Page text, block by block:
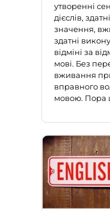
утворенні
дієслів,
значення,
здатні
відміні за
мові. Без
вживання
вправного
мовою. Пора